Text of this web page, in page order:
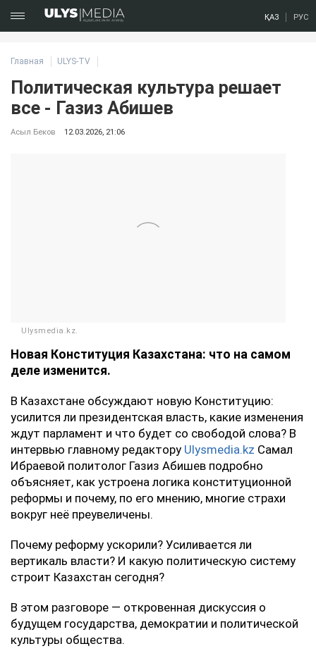
ҚАЗ РУС
Главная ULYS-TV
Политическая культура решает
все - Газиз Абишев
Асыл Беков 12.03.2026, 21:06
Ulysmedia.kz.
Новая Конституция Казахстана: что на самом
деле изменится.
В Казахстане обсуждают новую Конституцию:
усилится ли президентская власть, какие изменения
ждут парламент и что будет со свободой слова? В
интервью главному редактору Ulysmedia.kz Самал
Ибраевой политолог Газиз Абишев подробно
объясняет, как устроена логика конституционной
реформы и почему, по его мнению, многие страхи
вокруг неё преувеличены.
Почему реформу ускорили? Усиливается ли
вертикаль власти? И какую политическую систему
строит Казахстан сегодня?
В этом разговоре — откровенная дискуссия о
будущем государства, демократии и политической
культуры общества.